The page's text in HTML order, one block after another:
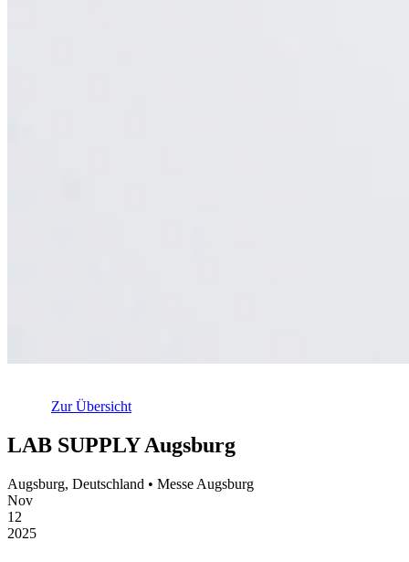
Zur Übersicht
LAB SUPPLY Augsburg
Augsburg, Deutschland • Messe Augsburg
Nov
12
2025